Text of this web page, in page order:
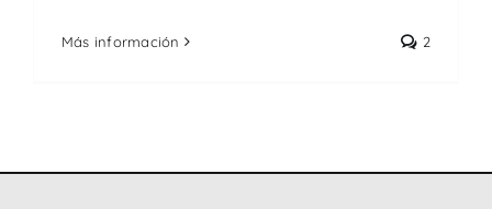
Más información 2